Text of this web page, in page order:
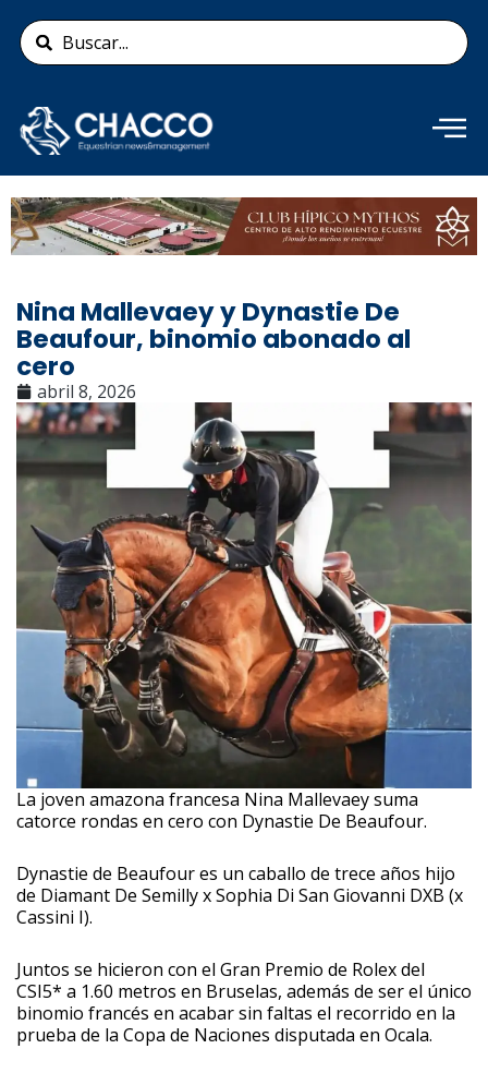
contenido
Search
...
Añade aquí tu texto de
cabecera
Nina Mallevaey y Dynastie De
Beaufour, binomio abonado al
cero
abril 8, 2026
La joven amazona francesa Nina Mallevaey suma
catorce rondas en cero con Dynastie De Beaufour.
Dynastie de Beaufour es un caballo de trece años hijo
de Diamant De Semilly x Sophia Di San Giovanni DXB (x
Cassini I).
Juntos se hicieron con el Gran Premio de Rolex del
CSI5* a 1.60 metros en Bruselas, además de ser el único
binomio francés en acabar sin faltas el recorrido en la
prueba de la Copa de Naciones disputada en Ocala.